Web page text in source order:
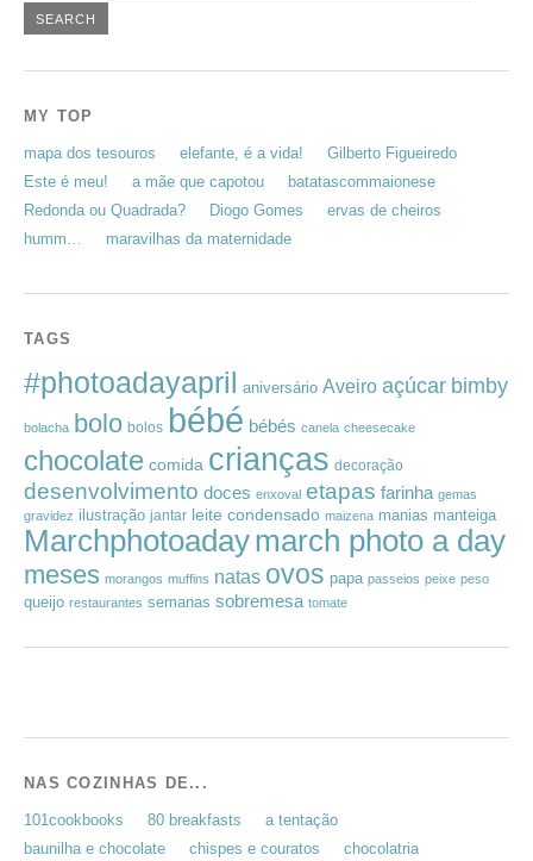
MY TOP
mapa dos tesouros elefante, é a vida!
Gilberto Figueiredo
Este é meu!
a mãe que capotou
batatascommaionese
Redonda ou Quadrada?
Diogo Gomes
ervas de cheiros
humm…
maravilhas da maternidade
TAGS
#photoadayapril aniversário Aveiro açúcar bimby
bolacha bolo bolos bébé bébés canela cheesecake
chocolate comida crianças decoração
desenvolvimento doces enxoval etapas farinha gemas
gravidez ilustração jantar leite condensado maizena manias manteiga
Marchphotoadaymarch photo a day
meses morangos muffins natas ovos papa passeios peixe peso
queijo restaurantes semanas sobremesa tomate
NAS COZINHAS DE...
101cookbooks 80 breakfasts
a tentação
baunilha e chocolate
chispes e couratos chocolatria